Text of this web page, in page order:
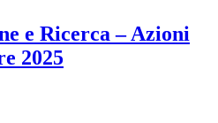
e Ricerca – Azioni
2025